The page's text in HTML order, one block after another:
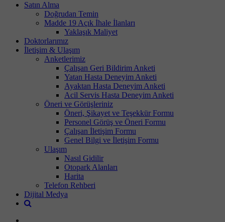
Satın Alma
Doğrudan Temin
Madde 19 Açık İhale İlanları
Yaklaşık Maliyet
Doktorlarımız
İletişim & Ulaşım
Anketlerimiz
Çalışan Geri Bildirim Anketi
Yatan Hasta Deneyim Anketi
Ayaktan Hasta Deneyim Anketi
Acil Servis Hasta Deneyim Anketi
Öneri ve Görüşleriniz
Öneri, Şikayet ve Teşekkür Formu
Personel Görüş ve Öneri Formu
Çalışan İletişim Formu
Genel Bilgi ve İletişim Formu
Ulaşım
Nasıl Gidilir
Otopark Alanları
Harita
Telefon Rehberi
Dijital Medya